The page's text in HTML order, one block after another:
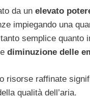
da un elevato
impiegando una
semplice quanto
diminuzione delle
risorse raffinate
qualità dell’aria.